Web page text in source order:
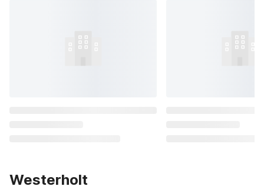
Westerholt